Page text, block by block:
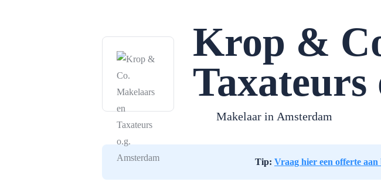
Krop &
Taxateurs
Makelaar in Amsterdam
Tip: Vraag hier een offerte